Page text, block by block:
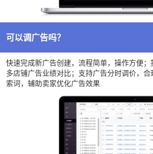
可以调广告吗？
快速完成新广告创建，流程简单，操作方便
多店铺广告业绩对比；支持广告分时调价，
索词，辅助卖家优化广告效果